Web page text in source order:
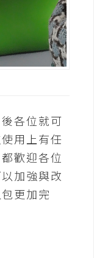
各位就可
用上有任
歡迎各位
加強與改
更加完